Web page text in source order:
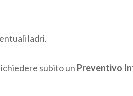
ladri.
subito un Preventivo